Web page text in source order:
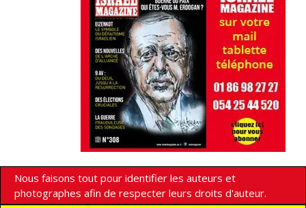
Nous faisons tout pour identifier les auteurs et
photographes afin de respecter leurs droits d'auteur.